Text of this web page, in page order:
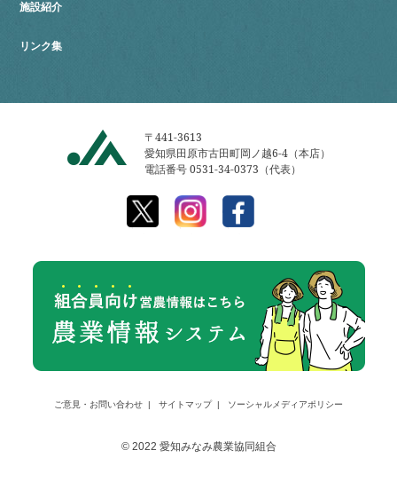
施設紹介
リンク集
〒441-3613
愛知県田原市古田町岡ノ越6-4（本店）
電話番号 0531-34-0373（代表）
ご意見・お問い合わせ サイトマップ ソーシャルメディアポリシー
© 2022 愛知みなみ農業協同組合